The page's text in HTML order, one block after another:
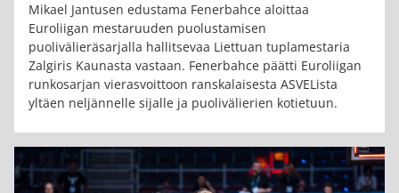
Mikael Jantusen edustama Fenerbahce aloittaa
Euroliigan mestaruuden puolustamisen
puolivälieräsarjalla hallitsevaa Liettuan tuplamestaria
Zalgiris Kaunasta vastaan. Fenerbahce päätti Euroliigan
runkosarjan vierasvoittoon ranskalaisesta ASVELista
yltäen neljännelle sijalle ja puolivälierien kotietuun.